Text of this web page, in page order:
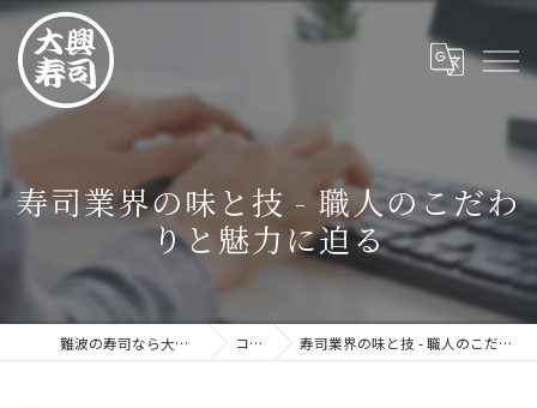
寿司業界の味と技 - 職人のこだわ
りと魅力に迫る
難波の寿司なら大興寿司 難波店 コラム 寿司業界の味と技 - 職人のこだわりと魅力に迫る